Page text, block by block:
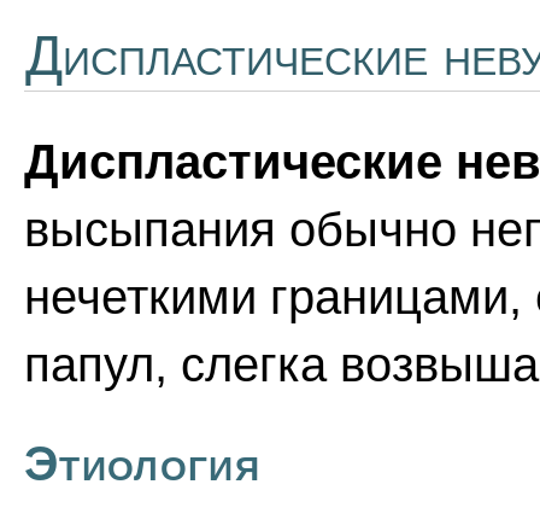
Диспластические
Диспластические
высыпания обычно
нечеткими
папул, слегка
Этиология